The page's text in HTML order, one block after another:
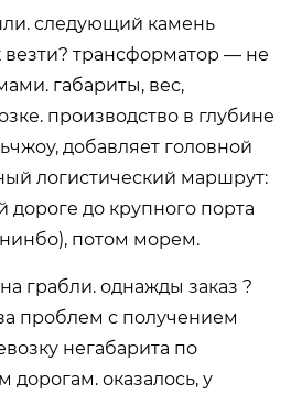
следующий камень
трансформатор — не
габариты, вес,
производство в глубине
добавляет головной
логистический маршрут:
дороге до крупного порта
потом морем.
грабли. однажды заказ ?
проблем с получением
негабарита по
оказалось, у